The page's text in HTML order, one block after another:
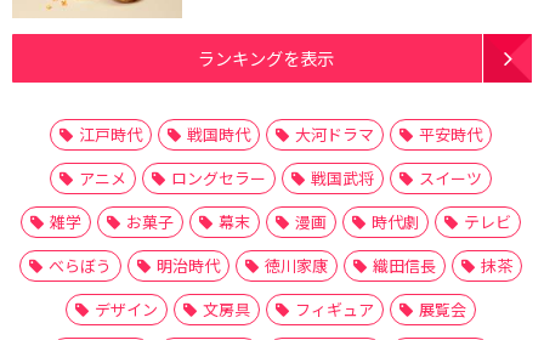
ランキングを表示
江戸時代 戦国時代 大河ドラマ
平安時代
アニメ
ロングセラー 戦国武将
スイーツ
雑学
お菓子 幕末 漫画 時代劇
テレビ
べらぼう
明治時代 徳川家康 織田信長
抹茶
デザイン
文房具 フィギュア
展覧会